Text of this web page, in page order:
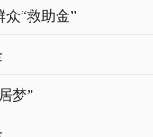
“救助金”
梦”